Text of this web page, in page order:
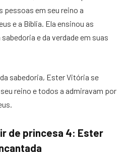
pessoas em seu reino a
e a Bíblia. Ela ensinou as
e da verdade em suas
sabedoria, Ester Vitória se
reino e todos a admiravam por
de princesa 4: Ester